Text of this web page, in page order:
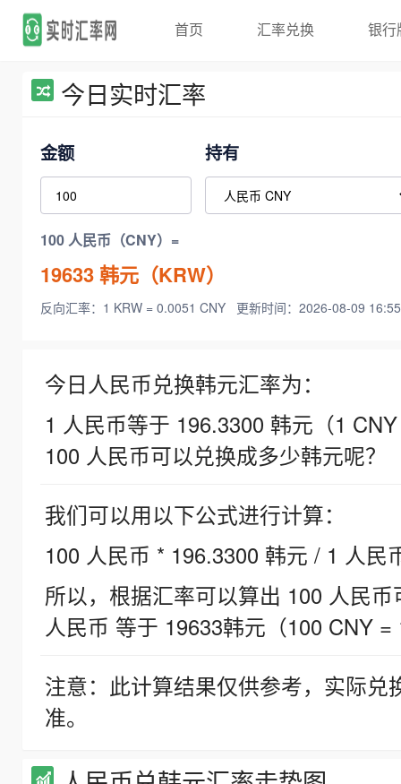
首页 汇率兑换 银行
今日实时汇率
金额 持有
100 人民币（CNY）=
19633韩元（KRW）
反向汇率：1 KRW = 0.0051 CNY 更新时间：2026-08-09
今日人民币兑换韩元汇率为：
1 人民币等于 196.3300 韩元（1
100 人民币可以兑换成多少韩元呢？
我们可以用以下公式进行计算：
100 人民币 * 196.3300 韩元 / 1 人民
所以，根据汇率可以算出 100 人民
人民币 等于 19633韩元（100 CNY =
注意：此计算结果仅供参考，实际
准。